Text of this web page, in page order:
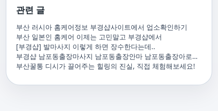
관련 글
부산 러시아 홈케어정보 부경샵사이트에서 업소확인하기
부산 일본인 홈케어 이제는 고민말고 부경샵에서
[부경샵] 발마사지 이렇게 하면 장수한다는데..
부경샵 남포동출장마사지 남포동출장안마 남포동출장아로마
남포동홈마사지 남포동마사지출장
부산꿀통 디시가 끌어주는 힐링의 진실, 직접 체험해보세요!